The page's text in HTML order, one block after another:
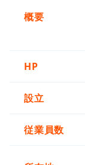
概要
HP
設立
従業員数